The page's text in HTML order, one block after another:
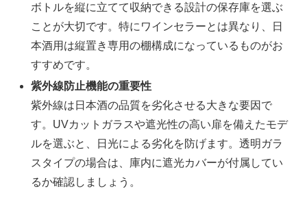
ボトルを縦に立てて収納できる設計の保存庫を選ぶ
ことが大切です。特にワインセラーとは異なり、日
本酒用は縦置き専用の棚構成になっているものがお
すすめです。
紫外線防止機能の重要性
紫外線は日本酒の品質を劣化させる大きな要因で
す。UVカットガラスや遮光性の高い扉を備えたモデ
ルを選ぶと、日光による劣化を防げます。透明ガラ
スタイプの場合は、庫内に遮光カバーが付属してい
るか確認しましょう。